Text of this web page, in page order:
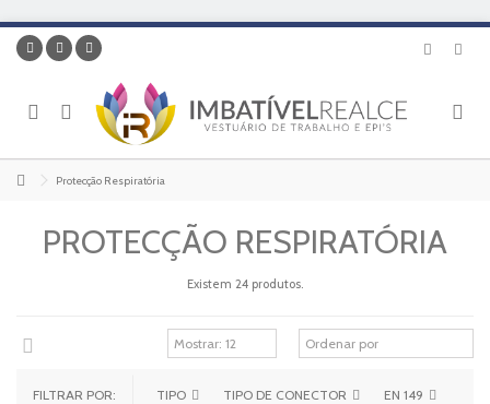
Protecção Respiratória
PROTECÇÃO RESPIRATÓRIA
Existem 24 produtos.
FILTRAR POR: TIPO TIPO DE CONECTOR EN 149